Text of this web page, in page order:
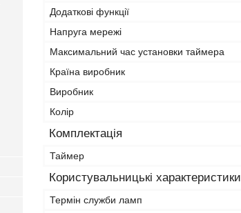
Додаткові функції
Напруга мережі
Максимальний час установки таймера
Країна виробник
Виробник
Колір
Комплектація
Таймер
Користувальницькі характеристики
Термін служби ламп